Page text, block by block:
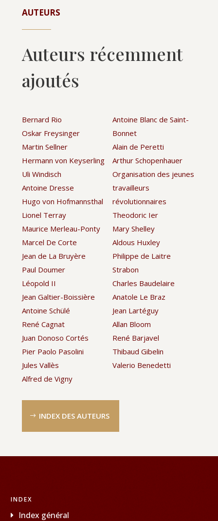
AUTEURS
Auteurs récemment
ajoutés
Bernard Rio
Oskar Freysinger
Martin Sellner
Hermann von Keyserling
Uli Windisch
Antoine Dresse
Hugo von Hofmannsthal
Lionel Terray
Maurice Merleau-Ponty
Marcel De Corte
Jean de La Bruyère
Paul Doumer
Léopold II
Jean Galtier-Boissière
Antoine Schülé
René Cagnat
Juan Donoso Cortés
Pier Paolo Pasolini
Jules Vallès
Alfred de Vigny
Antoine Blanc de Saint-
Bonnet
Alain de Peretti
Arthur Schopenhauer
Organisation des jeunes
travailleurs
révolutionnaires
Theodoric Ier
Mary Shelley
Aldous Huxley
Philippe de Laitre
Strabon
Charles Baudelaire
Anatole Le Braz
Jean Lartéguy
Allan Bloom
René Barjavel
Thibaud Gibelin
Valerio Benedetti
INDEX DES AUTEURS
INDEX
Index général